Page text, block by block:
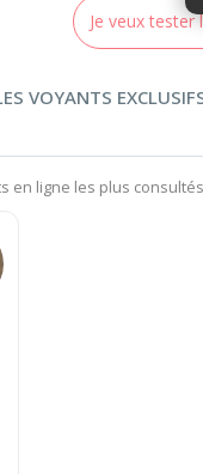
Je veux tester
VOYANTS
en ligne les plus